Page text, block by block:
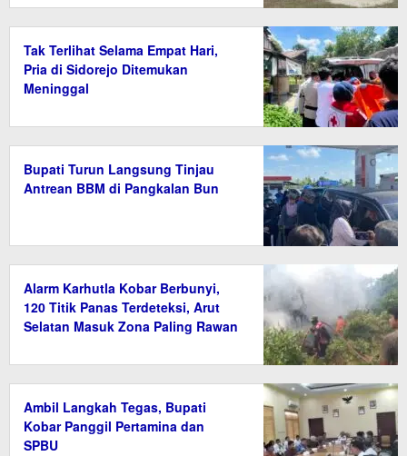
Tak Terlihat Selama Empat Hari,
Pria di Sidorejo Ditemukan
Meninggal
Bupati Turun Langsung Tinjau
Antrean BBM di Pangkalan Bun
Alarm Karhutla Kobar Berbunyi,
120 Titik Panas Terdeteksi, Arut
Selatan Masuk Zona Paling Rawan
Ambil Langkah Tegas, Bupati
Kobar Panggil Pertamina dan
SPBU